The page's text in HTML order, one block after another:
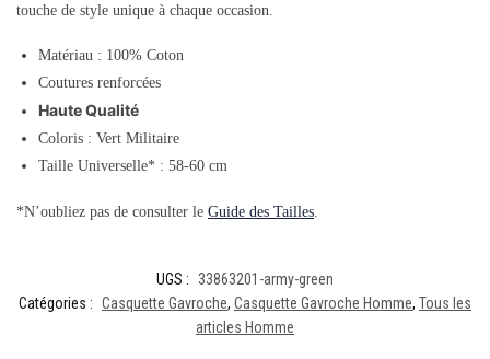
touche de style unique à chaque occasion.
Matériau : 100% Coton
Coutures renforcées
Haute Qualité
Coloris : Vert Militaire
Taille Universelle* : 58-60 cm
*N’oubliez pas de consulter le Guide des Tailles
UGS :
33863201-army-green
Catégories : Casquette Gavroche, Casquette Gavroche Homme, Tous les
articles Homme